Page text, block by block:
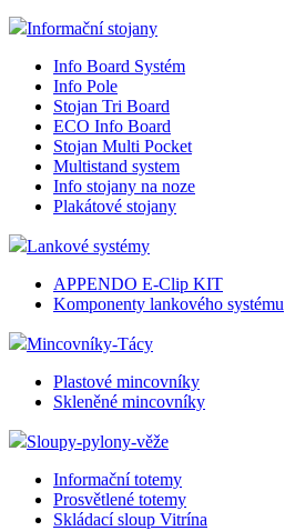
Informační stojany
Info Board Systém
Info Pole
Stojan Tri Board
ECO Info Board
Stojan Multi Pocket
Multistand system
Info stojany na noze
Plakátové stojany
Lankové systémy
APPENDO E-Clip KIT
Komponenty lankového systému
Mincovníky-Tácy
Plastové mincovníky
Skleněné mincovníky
Sloupy-pylony-věže
Informační totemy
Prosvětlené totemy
Skládací sloup Vitrína